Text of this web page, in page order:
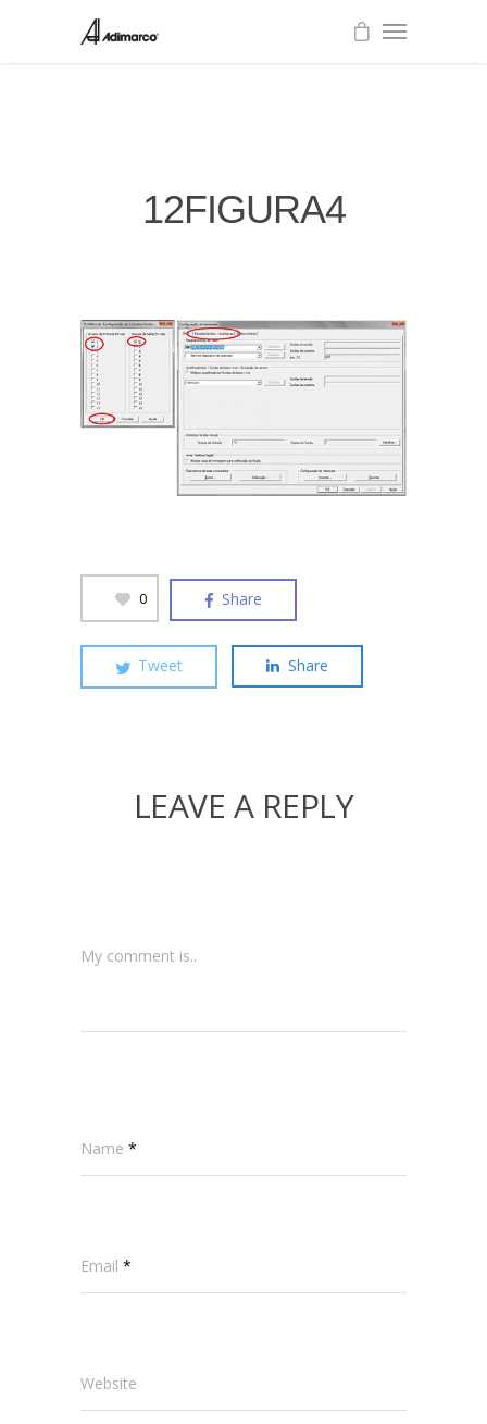
12FIGURA4
0 Share
Tweet Share
LEAVE A REPLY
My comment is..
Name *
Email *
Website